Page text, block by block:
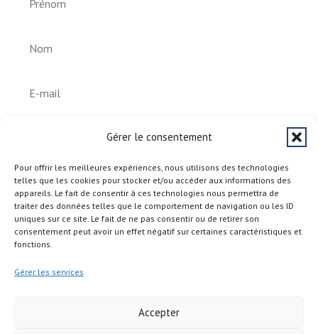
Gérer le consentement
Pour offrir les meilleures expériences, nous utilisons des technologies
telles que les cookies pour stocker et/ou accéder aux informations des
appareils. Le fait de consentir à ces technologies nous permettra de
traiter des données telles que le comportement de navigation ou les ID
uniques sur ce site. Le fait de ne pas consentir ou de retirer son
consentement peut avoir un effet négatif sur certaines caractéristiques et
fonctions.
Gérer les services
Accepter
S'abonner